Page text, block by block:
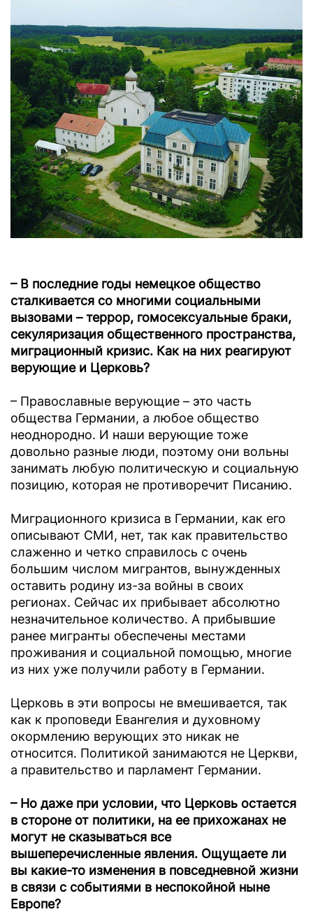
– В последние годы немецкое общество
сталкивается со многими социальными
вызовами – террор, гомосексуальные браки,
секуляризация общественного пространства,
миграционный кризис. Как на них реагируют
верующие и Церковь?
– Православные верующие – это часть
общества Германии, а любое общество
неоднородно. И наши верующие тоже
довольно разные люди, поэтому они вольны
занимать любую политическую и социальную
позицию, которая не противоречит Писанию.
Миграционного кризиса в Германии, как его
описывают СМИ, нет, так как правительство
слаженно и четко справилось с очень
большим числом мигрантов, вынужденных
оставить родину из-за войны в своих
регионах. Сейчас их прибывает абсолютно
незначительное количество. А прибывшие
ранее мигранты обеспечены местами
проживания и социальной помощью, многие
из них уже получили работу в Германии.
Церковь в эти вопросы не вмешивается, так
как к проповеди Евангелия и духовному
окормлению верующих это никак не
относится. Политикой занимаются не Церкви,
а правительство и парламент Германии.
– Но даже при условии, что Церковь остается
в стороне от политики, на ее прихожанах не
могут не сказываться все
вышеперечисленные явления. Ощущаете ли
вы какие-то изменения в повседневной жизни
в связи с событиями в неспокойной ныне
Европе?